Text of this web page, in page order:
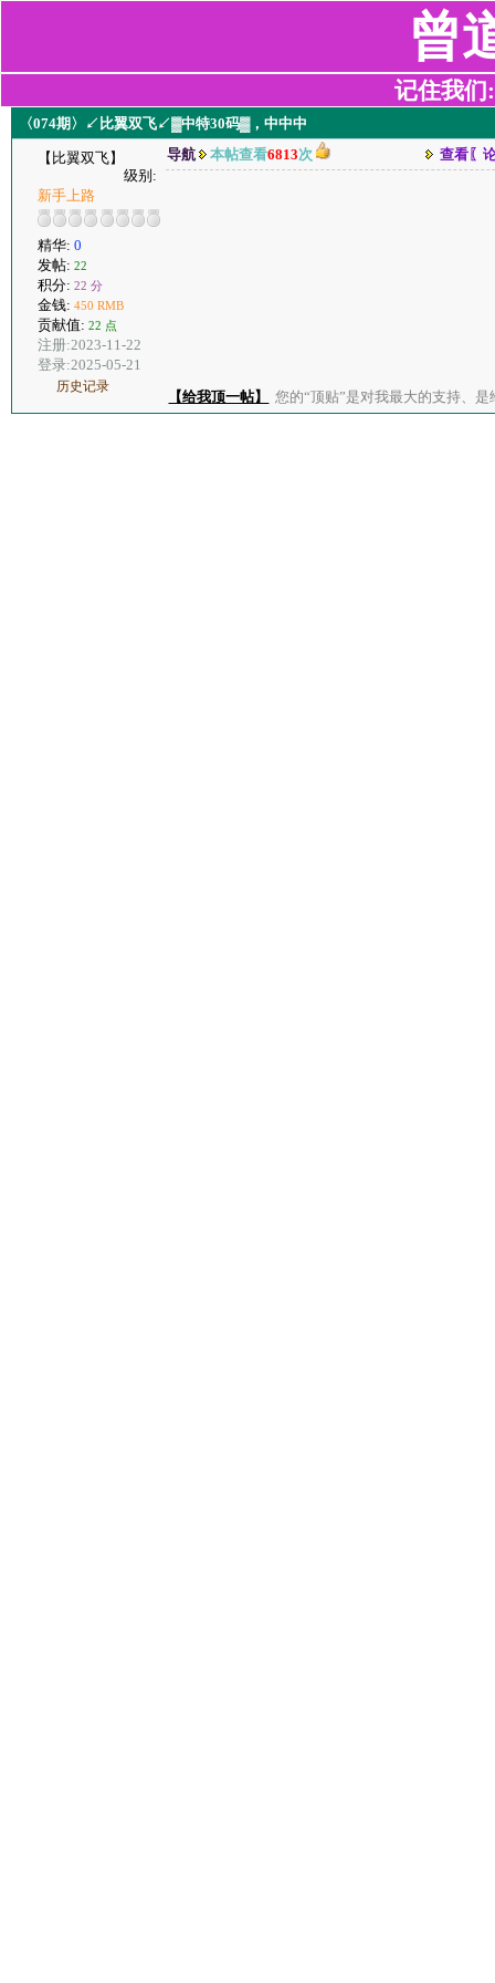
曾
记住我们
〈074期〉↙比翼双飞↙▓中特30码▓，中中中
【比翼双飞】
级别:
新手上路
精华: 0
发帖: 22
积分: 22 分
金钱: 450 RMB
贡献值: 22 点
注册:2023-11-22
登录:2025-05-21
历史记录
导航 本帖查看6813次 查看〖
【给我顶一帖】 您的“顶贴”是对我最大的支持、